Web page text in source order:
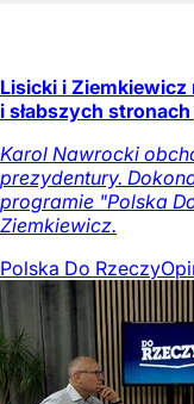
Lisicki i
i słabszych
Karol Nawrocki
prezydentury.
programie "Polska
Ziemkiewicz.
Polska Do Rzeczy